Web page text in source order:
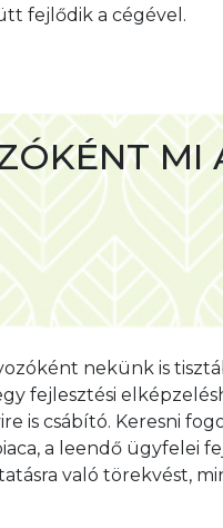
fejlődik a cégével.
MI
nekünk is
fejlesztési
is csábító. Keresni
a leendő ügyfelei
való törekvést,